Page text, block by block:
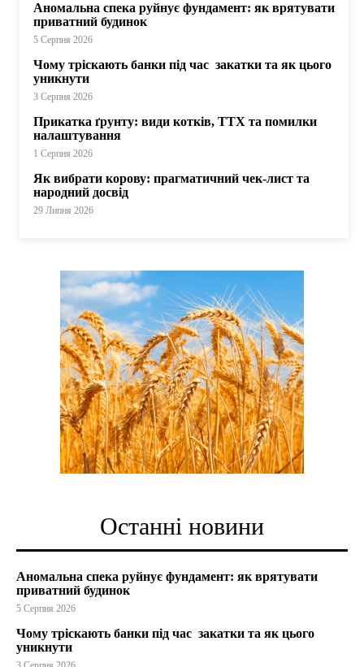
Аномальна спека руйнує фундамент: як врятувати
приватний будинок
5 Серпня 2026
Чому тріскають банки під час закатки та як цього
уникнути
3 Серпня 2026
Прикатка ґрунту: види котків, ТТХ та помилки
налаштування
1 Серпня 2026
Як вибрати корову: прагматичний чек-лист та
народний досвід
29 Липня 2026
Останні новини
Аномальна спека руйнує фундамент: як врятувати
приватний будинок
5 Серпня 2026
Чому тріскають банки під час закатки та як цього
уникнути